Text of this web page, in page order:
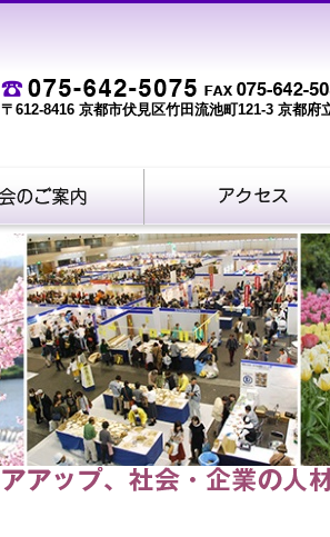
〒612-8416 京都市伏見区竹田流池町121-3 京都府